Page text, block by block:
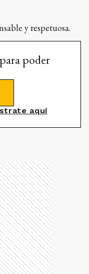
y respetuosa.
poder
aquí